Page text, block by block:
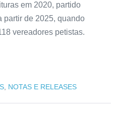
em 2020, partido
partir de 2025, quando
vereadores petistas.
, NOTAS E RELEASES